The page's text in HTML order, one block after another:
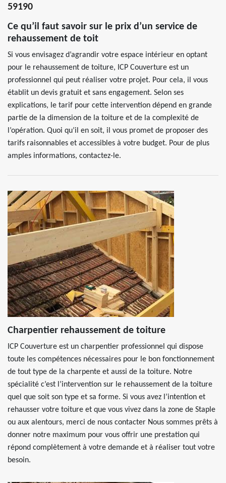
59190
Ce qu’il faut savoir sur le prix d’un service de
rehaussement de toit
Si vous envisagez d’agrandir votre espace intérieur en optant
pour le rehaussement de toiture, ICP Couverture est un
professionnel qui peut réaliser votre projet. Pour cela, il vous
établit un devis gratuit et sans engagement. Selon ses
explications, le tarif pour cette intervention dépend en grande
partie de la dimension de la toiture et de la complexité de
l’opération. Quoi qu’il en soit, il vous promet de proposer des
tarifs raisonnables et accessibles à votre budget. Pour de plus
amples informations, contactez-le.
Charpentier rehaussement de toiture
ICP Couverture est un charpentier professionnel qui dispose
toute les compétences nécessaires pour le bon fonctionnement
de tout type de la charpente et aussi de la toiture. Notre
spécialité c’est l’intervention sur le rehaussement de la toiture
quel que soit son type et sa forme. Si vous avez l’intention et
rehausser votre toiture et que vous vivez dans la zone de Staple
ou aux alentours, merci de nous contacter Nous sommes prêts à
donner notre maximum pour vous offrir une prestation qui
répond complètement à votre demande et à réaliser tout votre
besoin.